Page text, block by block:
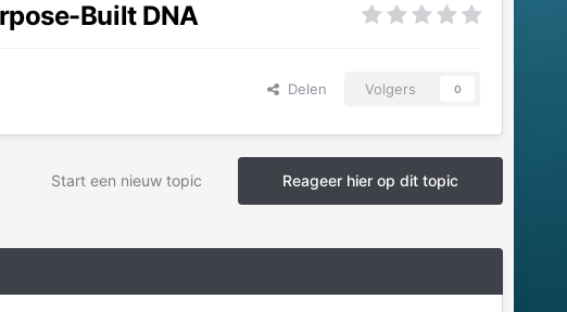
Built DNA
Delen Volgers 0
Reageer hier op dit topic
Start een nieuw topic